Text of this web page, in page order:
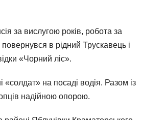
за вислугою років, робота за
в рідний Трускавець і
«Чорний ліс».
на посаді водія. Разом із
надійною опорою.